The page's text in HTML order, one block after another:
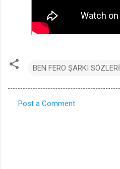
BEN FERO ŞARKI SÖZLERİ
Post a Comment